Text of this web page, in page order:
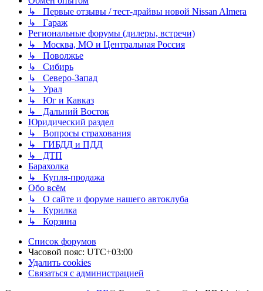
↳ Первые отзывы / тест-драйвы новой Nissan Almera
↳ Гараж
Региональные форумы (дилеры, встречи)
↳ Москва, МО и Центральная Россия
↳ Поволжье
↳ Сибирь
↳ Северо-Запад
↳ Урал
↳ Юг и Кавказ
↳ Дальний Восток
Юридический раздел
↳ Вопросы страхования
↳ ГИБДД и ПДД
↳ ДТП
Барахолка
↳ Купля-продажа
Обо всём
↳ О сайте и форуме нашего автоклуба
↳ Курилка
↳ Корзина
Список форумов
Часовой пояс: UTC+03:00
Удалить cookies
Связаться с администрацией